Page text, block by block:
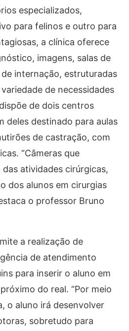
especializados,
para felinos e outro para
a clínica oferece
imagens, salas de
internação, estruturadas
de necessidades
de dois centros
deles destinado para aulas
de castração, com
“Câmeras que
atividades cirúrgicas,
dos alunos em cirurgias
o professor Bruno
a realização de
de atendimento
para inserir o aluno em
do real. “Por meio
o aluno irá desenvolver
sobretudo para